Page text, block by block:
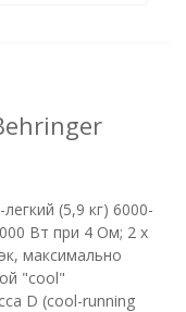
(5,9 кг) 6000-
Вт при 4 Ом; 2 х
максимально
"cool"
D (cool-running